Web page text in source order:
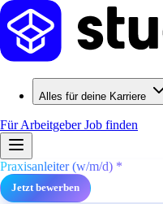
Alles für deine Karriere
Für ArbeitgeberJob finden
Praxisanleiter (w/m/d) *
Jetzt bewerben